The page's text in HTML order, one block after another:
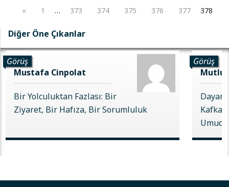
« 1 … 373 374 375 376 377 378
Diğer Öne Çıkanlar
Görüş
Mustafa Cinpolat
Bir Yolculuktan Fazlası: Bir
Ziyaret, Bir Hafıza, Bir Sorumluluk
Görüş
Mutlu
Kafkas
Umudu